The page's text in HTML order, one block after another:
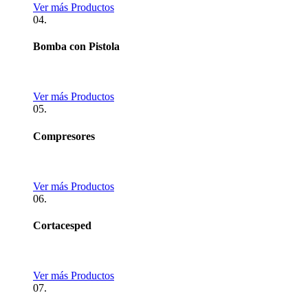
Ver más Productos
04.
Bomba con Pistola
Ver más Productos
05.
Compresores
Ver más Productos
06.
Cortacesped
Ver más Productos
07.